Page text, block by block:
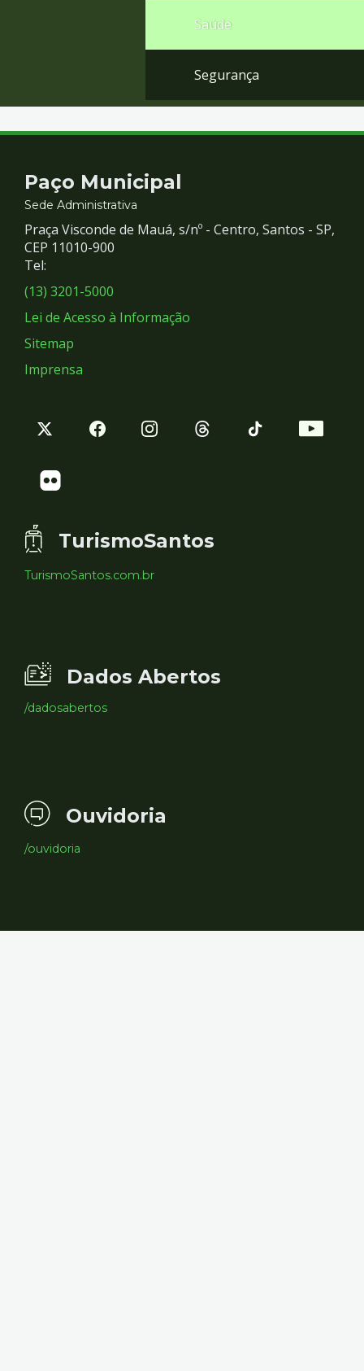
Saúde
Segurança
Contato
e
Redes
Sociais
Paço Municipal
Sede Administrativa
Praça Visconde de Mauá, s/nº - Centro, Santos - SP,
CEP 11010-900
Tel:
(13) 3201-5000
Lei de Acesso à Informação
Sitemap
Imprensa
TurismoSantos
TurismoSantos.com.br
Dados Abertos
/dadosabertos
Ouvidoria
/ouvidoria